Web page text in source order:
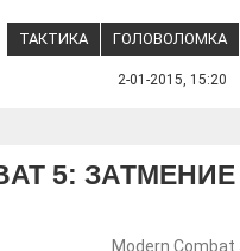
ТАКТИКА ГОЛОВОЛОМКА
2-01-2015, 15:20
5: ЗАТМЕНИЕ
Modern